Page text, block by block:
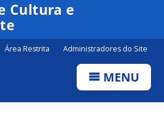
Cultura e
Área Restrita Administradores do Site
MENU